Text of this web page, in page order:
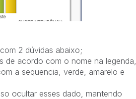
2 dúvidas abaixo;
de acordo com o nome na legenda,
a sequencia, verde, amarelo e
ocultar esses dado, mantendo